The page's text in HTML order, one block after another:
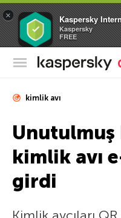
× Kaspersky
Kaspersky
FREE
kimlik avı
Unutulmuş
kimlik avı
girdi